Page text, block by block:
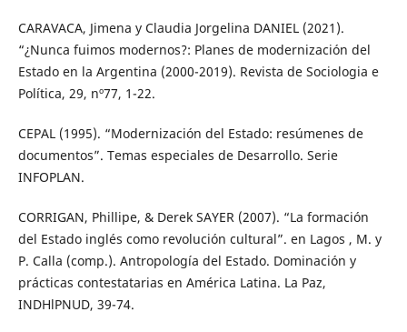
CARAVACA, Jimena y Claudia Jorgelina DANIEL (2021).
“¿Nunca fuimos modernos?: Planes de modernización del
Estado en la Argentina (2000-2019). Revista de Sociologia e
Política, 29, nº77, 1-22.
CEPAL (1995). “Modernización del Estado: resúmenes de
documentos”. Temas especiales de Desarrollo. Serie
INFOPLAN.
CORRIGAN, Phillipe, & Derek SAYER (2007). “La formación
del Estado inglés como revolución cultural”. en Lagos , M. y
P. Calla (comp.). Antropología del Estado. Dominación y
prácticas contestatarias en América Latina. La Paz,
INDHlPNUD, 39-74.